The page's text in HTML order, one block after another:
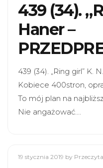
439 (34).
Haner –
439 (34). „Ring girl” K.
Kobiece 400stron,
To mój plan na
Nie angażować.…
19 stycznia 2019 by